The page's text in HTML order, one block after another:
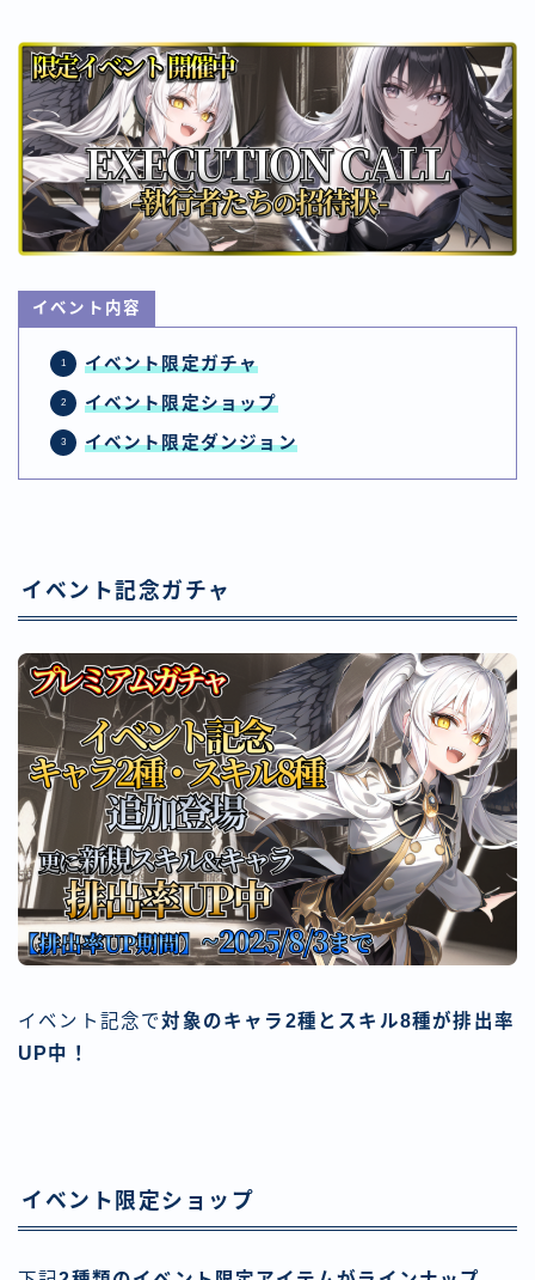
イベント内容
イベント限定ガチャ
イベント限定ショップ
イベント限定ダンジョン
イベント記念ガチャ
イベント記念で対象のキャラ2種とスキル8種が排出率
UP中！
イベント限定ショップ